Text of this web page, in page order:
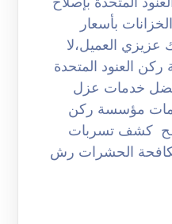
بأسعار
عزيزي العميل،لا
العنود المتحدة
خدمات عزل
مؤسسة ركن
كشف تسربات
الحشرات رش